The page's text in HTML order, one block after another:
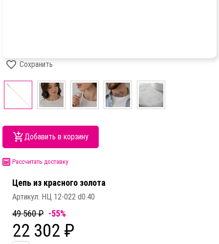
Сохранить
Добавить в корзину
Рассчитать доставку
Цепь из красного золота
Артикул: НЦ 12-022 d0.40
49 560 ₽ -55%
22 302 ₽